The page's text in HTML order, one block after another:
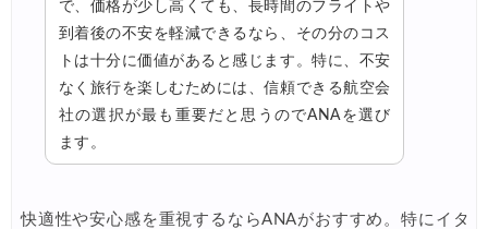
で、価格が少し高くても、長時間のフライトや
到着後の不安を軽減できるなら、その分のコス
トは十分に価値があると感じます。特に、不安
なく旅行を楽しむためには、信頼できる航空会
社の選択が最も重要だと思うのでANAを選び
ます。
快適性や安心感を重視するならANAがおすすめ。特にイタ